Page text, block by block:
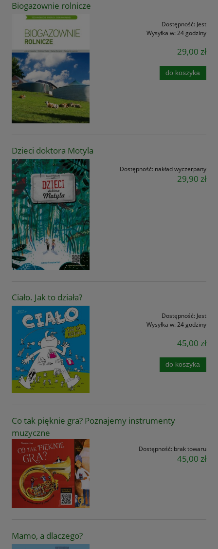
Biogazownie rolnicze
Dostępność: Jest
Wysyłka w: 24 godziny
29,00 zł
do koszyka
Dzieci doktora Motyla
Dostępność: nakład wyczerpany
29,90 zł
Ciało. Jak to działa?
Dostępność: Jest
Wysyłka w: 24 godziny
45,00 zł
do koszyka
Co tak pięknie gra? Poznajemy instrumenty
muzyczne
Dostępność: brak towaru
45,00 zł
Mamo, a dlaczego?